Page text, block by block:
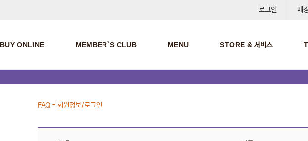
로그인 매
BUY ONLINE MEMBER`S CLUB MENU STORE & 서비스
FAQ - 회원정보/로그인